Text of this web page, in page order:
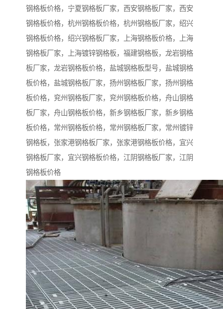
钢格板价格，宁夏钢格板厂家，西安钢格板厂家，西安
钢格板价格，杭州钢格板价格，杭州钢格板厂家，绍兴
钢格板价格，绍兴钢格板厂家，上海钢格板价格，上海
钢格板厂家，上海镀锌钢格板，福建钢格板，龙岩钢格
板厂家，龙岩钢格板价格，盐城钢格板型号，盐城钢格
板价格，盐城钢格板厂家，扬州钢格板厂家，扬州钢格
板价格，兖州钢格板厂家，兖州钢格板价格，舟山钢格
板厂家，舟山钢格板价格，新乡钢格板厂家，新乡钢格
板价格，常州钢格板价格，常州钢格板厂家，常州镀锌
钢格板，张家港钢格板厂家，张家港钢格板价格，宜兴
钢格板厂家，宜兴钢格板价格，江阴钢格板厂家，江阴
钢格板价格